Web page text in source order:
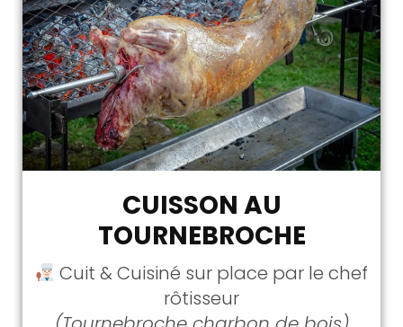
CUISSON AU
TOURNEBROCHE
Cuit & Cuisiné sur place par le chef
rôtisseur